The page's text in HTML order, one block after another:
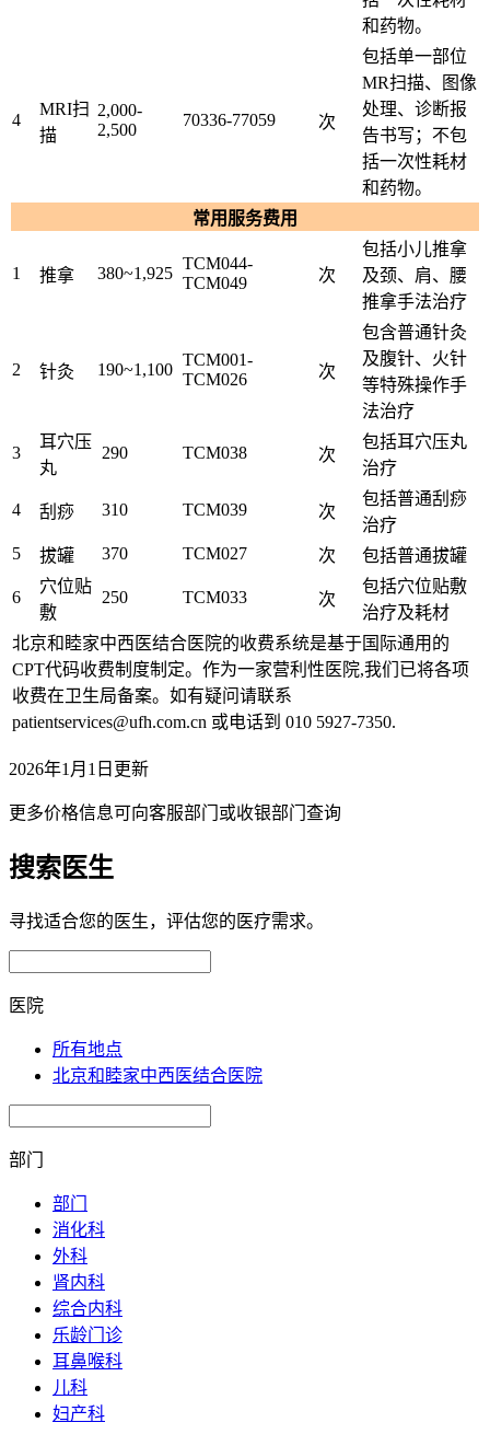
和药物。
4
MRI扫
描
2,000-
2,500
70336-77059 次
包括单一部位
MR扫描、图像
处理、诊断报
告书写；不包
括一次性耗材
和药物。
常用服务费用
1 推拿 380~1,925
TCM044-
TCM049
次
包括小儿推拿
及颈、肩、腰
推拿手法治疗
2 针灸 190~1,100
TCM001-
TCM026
次
包含普通针灸
及腹针、火针
等特殊操作手
法治疗
3
耳穴压
丸
290 TCM038 次
包括耳穴压丸
治疗
4 刮痧 310 TCM039 次
包括普通刮痧
治疗
5
拔罐 370 TCM027 次 包括普通拔罐
6
穴位贴
敷
250 TCM033 次
包括穴位贴敷
治疗及耗材
北京和睦家中西医结合医院的收费系统是基于国际通用的
CPT代码收费制度制定。作为一家营利性医院,我们已将各项
收费在卫生局备案。如有疑问请联系
patientservices@ufh.com.cn 或电话到 010 5927-7350.
2026年1月1日更新
更多价格信息可向客服部门或收银部门查询
搜索医生
寻找适合您的医生，评估您的医疗需求。
医院
所有地点
北京和睦家中西医结合医院
部门
部门
消化科
外科
肾内科
综合内科
乐龄门诊
耳鼻喉科
儿科
妇产科